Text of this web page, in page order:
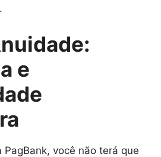
e
PagBank, você não terá que